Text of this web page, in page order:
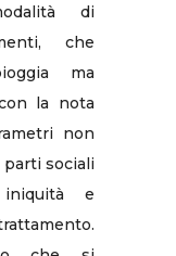
di
che
ma
la nota
non
sociali
e